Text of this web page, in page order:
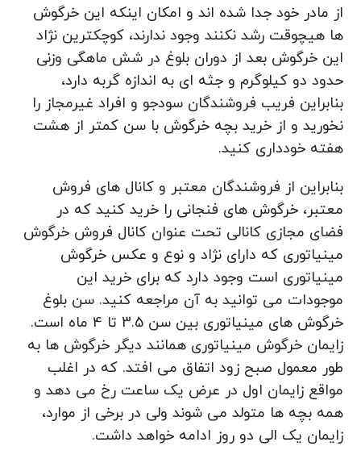
از مادر خود جدا شده اند و امکان اینکه این خرگوش
ها هیچوقت رشد نکنند وجود ندارند، کوچکترین نژاد
این خرگوش بعد از دوران بلوغ در شش ماهگی وزنی
حدود دو کیلوگرم و جثه ای به اندازه گربه دارد،
بنابراین فریب فروشندگان سودجو و افراد غیرمجاز را
نخورید و از خرید بچه خرگوش با سن کمتر از هشت
هفته خودداری کنید.
بنابراین از فروشندگان معتبر و کانال های فروش
معتبر، خرگوش های فنجانی را خرید کنید که در
فضای مجازی کانالی تحت عنوان کانال فروش خرگوش
مینیاتوری که دارای نژاد و نوع و عکس خرگوش
مینیاتوری است وجود دارد که برای خرید این
موجودات می توانید به آن مراجعه کنید. سن بلوغ
خرگوش های مینیاتوری بین سن 3.5 تا 4 ماه است.
زایمان خرگوش مینیاتوری همانند دیگر خرگوش ها به
طور معمول صبح زود اتفاق می افتد. که در اغلب
مواقع زایمان اول در عرض یک ساعت رخ می دهد و
همه بچه ها متولد می شوند ولی در برخی از موارد،
زایمان یک الی دو روز ادامه خواهد داشت.